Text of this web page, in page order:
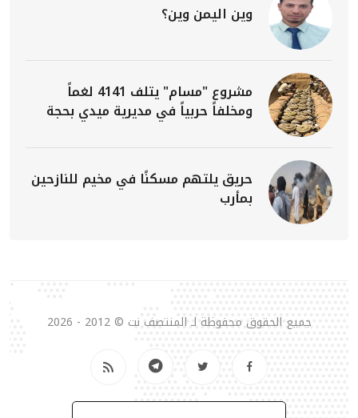
وين اليمن وين؟
مشروع "مسام" يتلف 4141 لغماً
ومخلفاً حربياً في مديرية ميدي بحجة
حريق يلتهم مسكنًا في مخيم للنازحين
بمأرب
جميع الحقوق محفوظة لـ المنتصف نت © 2012 - 2026